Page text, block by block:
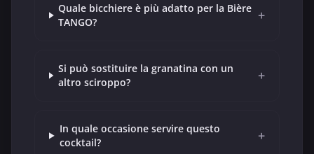
Quale bicchiere è più adatto per la Bière
TANGO?
+
Si può sostituire la granatina con un
altro sciroppo?
+
In quale occasione servire questo
cocktail?
+